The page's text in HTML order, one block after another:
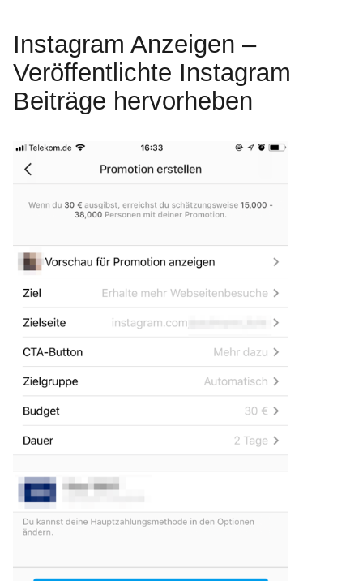
Instagram Anzeigen –
Veröffentlichte Instagram
Beiträge hervorheben